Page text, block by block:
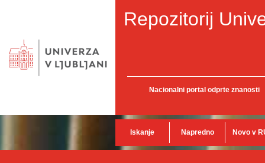
Repozitorij
Nacionalni portal odprte znanosti
Iskanje Napredno Novo v